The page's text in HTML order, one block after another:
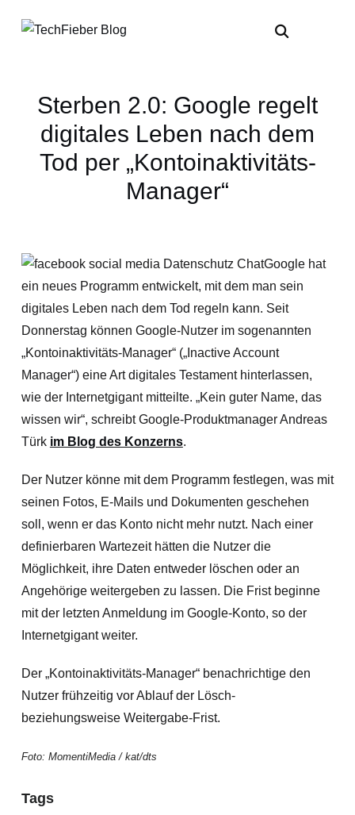
Sterben 2.0: Google regelt
digitales Leben nach dem
Tod per „Kontoinaktivitäts-
Manager“
Google hat
ein neues Programm entwickelt, mit dem man sein
digitales Leben nach dem Tod regeln kann. Seit
Donnerstag können Google-Nutzer im sogenannten
„Kontoinaktivitäts-Manager“ („Inactive Account
Manager“) eine Art digitales Testament hinterlassen,
wie der Internetgigant mitteilte. „Kein guter Name, das
wissen wir“, schreibt Google-Produktmanager Andreas
Türk im Blog des Konzerns.
Der Nutzer könne mit dem Programm festlegen, was mit
seinen Fotos, E-Mails und Dokumenten geschehen
soll, wenn er das Konto nicht mehr nutzt. Nach einer
definierbaren Wartezeit hätten die Nutzer die
Möglichkeit, ihre Daten entweder löschen oder an
Angehörige weitergeben zu lassen. Die Frist beginne
mit der letzten Anmeldung im Google-Konto, so der
Internetgigant weiter.
Der „Kontoinaktivitäts-Manager“ benachrichtige den
Nutzer frühzeitig vor Ablauf der Lösch-
beziehungsweise Weitergabe-Frist.
Foto: MomentiMedia / kat/dts
Tags